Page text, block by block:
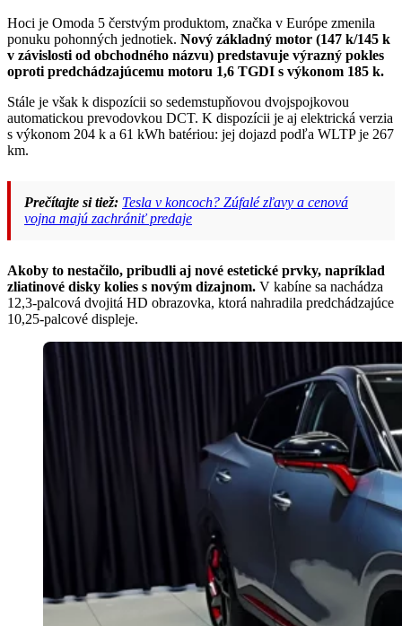
Hoci je Omoda 5 čerstvým produktom, značka v Európe zmenila
ponuku pohonných jednotiek. Nový základný motor (147 k/145 k
v závislosti od obchodného názvu) predstavuje výrazný pokles
oproti predchádzajúcemu motoru 1,6 TGDI s výkonom 185 k.
Stále je však k dispozícii so sedemstupňovou dvojspojkovou
automatickou prevodovkou DCT. K dispozícii je aj elektrická verzia
s výkonom 204 k a 61 kWh batériou: jej dojazd podľa WLTP je 267
km.
Prečítajte si tiež: Tesla v koncoch? Zúfalé zľavy a cenová
vojna majú zachrániť predaje
Akoby to nestačilo, pribudli aj nové estetické prvky, napríklad
zliatinové disky kolies s novým dizajnom. V kabíne sa nachádza
12,3-palcová dvojitá HD obrazovka, ktorá nahradila predchádzajúce
10,25-palcové displeje.